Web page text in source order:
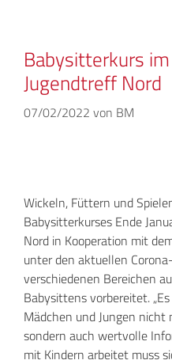
Babysitterkurs im
Jugendtreff Nord
07/02/2022 von BM
Wickeln, Füttern und
Babysitterkurses Ende
Nord in Kooperation mit
unter den aktuellen
verschiedenen Bereichen
Babysittens vorbereitet.
Mädchen und Jungen nicht
sondern auch wertvolle
mit Kindern arbeitet muss